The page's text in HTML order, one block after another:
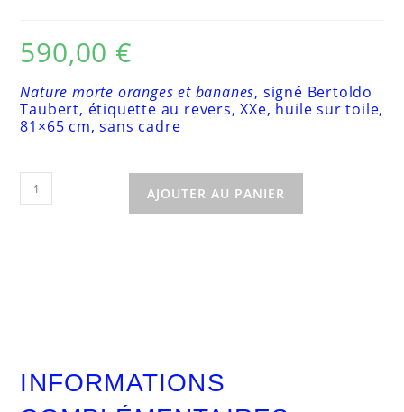
590,00 €
Nature morte oranges et bananes, signé Bertoldo
Taubert, étiquette au revers, XXe, huile sur toile,
81×65 cm, sans cadre
quantité
de
Nature
AJOUTER AU PANIER
INFORMATIONS